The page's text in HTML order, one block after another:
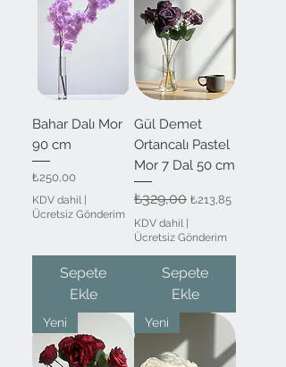
Bahar Dalı Mor
90 cm
Fiyat
₺250,00
KDV dahil |
Ücretsiz Gönderim
Sepete
Ekle
Gül Demet
Ortancalı Pastel
Mor 7 Dal 50 cm
Normal Fiyat
₺329,00 İndirimli Fiyat
₺213,85
KDV dahil |
Ücretsiz Gönderim
Sepete
Ekle
Yeni Yeni